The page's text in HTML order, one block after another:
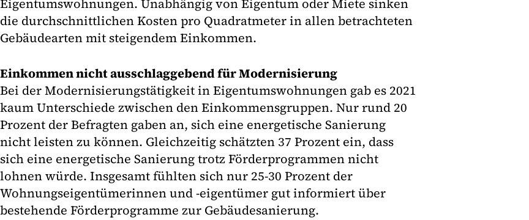
Eigentumswohnungen. Unabhängig von Eigentum oder Miete sinken
die durchschnittlichen Kosten pro Quadratmeter in allen betrachteten
Gebäudearten mit steigendem Einkommen.
Einkommen nicht ausschlaggebend für Modernisierung
Bei der Modernisierungstätigkeit in Eigentumswohnungen gab es 2021
kaum Unterschiede zwischen den Einkommensgruppen. Nur rund 20
Prozent der Befragten gaben an, sich eine energetische Sanierung
nicht leisten zu können. Gleichzeitig schätzten 37 Prozent ein, dass
sich eine energetische Sanierung trotz Förderprogrammen nicht
lohnen würde. Insgesamt fühlten sich nur 25-30 Prozent der
Wohnungseigentümerinnen und -eigentümer gut informiert über
bestehende Förderprogramme zur Gebäudesanierung.